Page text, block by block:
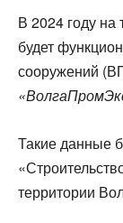
В 2024 году на
будет
сооружений
Такие данные
территории